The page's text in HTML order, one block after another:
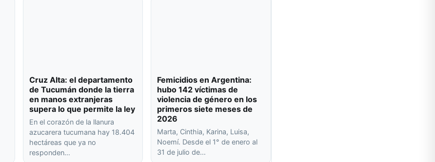
Cruz Alta: el departamento
de Tucumán donde la tierra
en manos extranjeras
supera lo que permite la ley
En el corazón de la llanura
azucarera tucumana hay 18.404
hectáreas que ya no
responden…
Femicidios en Argentina:
hubo 142 víctimas de
violencia de género en los
primeros siete meses de
2026
Marta, Cinthia, Karina, Luisa,
Noemí. Desde el 1° de enero al
31 de julio de…